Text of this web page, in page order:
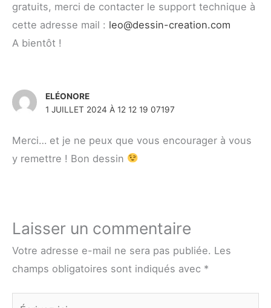
gratuits, merci de contacter le support technique à
cette adresse mail : leo@dessin-creation.com
A bientôt !
ELÉONORE
1 JUILLET 2024 À 12 12 19 07197
Merci… et je ne peux que vous encourager à vous
y remettre ! Bon dessin
Laisser un commentaire
Votre adresse e-mail ne sera pas publiée. Les
champs obligatoires sont indiqués avec *
Écrivez